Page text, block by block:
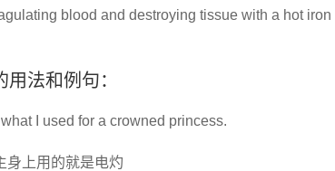
blood and destroying tissue with a hot
法和例句：
I used for a crowned princess.
身上用的就是电灼